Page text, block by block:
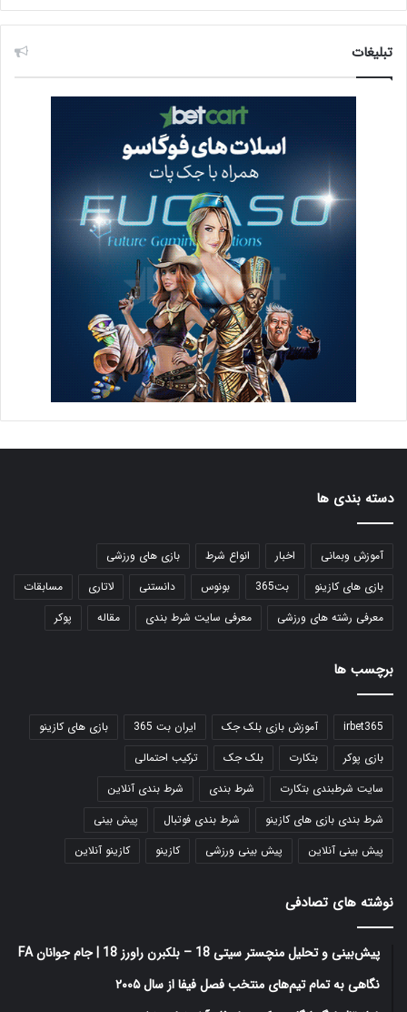
تبلیغات
دسته بندی ها
آموزش وبمانی اخبار انواع شرط
بازی های ورزشی
بازی های کازینو
بت365 بونوس دانستنی لاتاری
مسابقات
معرفی رشته های ورزشی
معرفی سایت شرط بندی مقاله پوکر
برچسب ها
irbet365 آموزش بازی بلک جک ایران بت 365
بازی های کازینو
بازی پوکر
بتکارت بلک جک
ترکیب احتمالی
سایت شرطبندی بتکارت
شرط بندی
شرط بندی آنلاین
شرط بندی بازی های کازینو
شرط بندی فوتبال
پیش بینی
پیش بینی آنلاین
پیش بینی ورزشی کازینو کازینو آنلاین
نوشته های تصادفی
پیش‌بینی و تحلیل منچستر سیتی 18 – بلکبرن راورز 18 | جام جوانان FA
نگاهی به تمام تیم‌های منتخب فصل فیفا از سال ۲۰۰۵